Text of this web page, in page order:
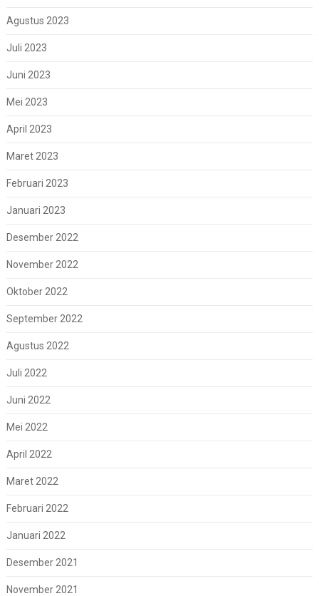
Agustus 2023
Juli 2023
Juni 2023
Mei 2023
April 2023
Maret 2023
Februari 2023
Januari 2023
Desember 2022
November 2022
Oktober 2022
September 2022
Agustus 2022
Juli 2022
Juni 2022
Mei 2022
April 2022
Maret 2022
Februari 2022
Januari 2022
Desember 2021
November 2021